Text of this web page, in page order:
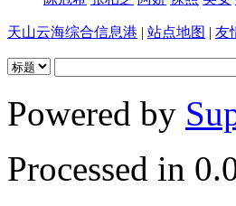
天山云海综合信息港 | 站点地图 | 友
Powered by
Processed in